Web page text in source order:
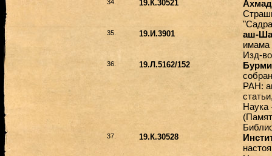
34. 19.К.30521
35. 19.И.3901
аш-
Изд-
36. 19.Л.5162/152
РАН:
Наука
37. 19.К.30528